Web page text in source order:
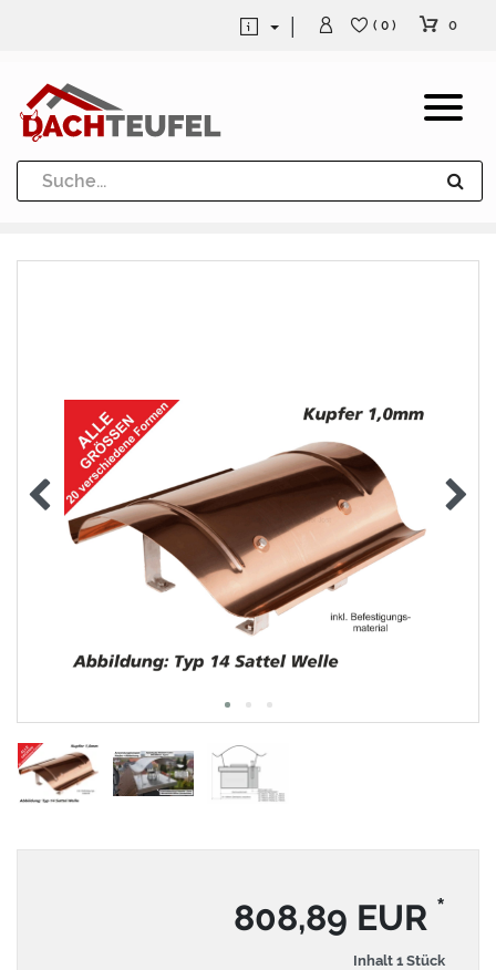
Dachrinne und Fallrohre
Werkzeuge und Löttechnik
( 0 ) 0
808,89 EUR *
Inhalt 1 Stück